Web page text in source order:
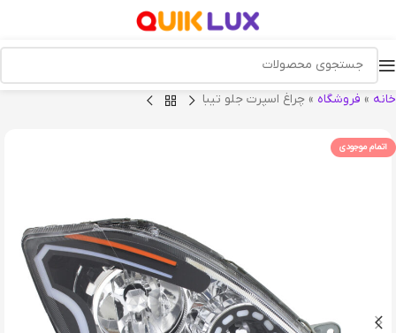
خانه » فروشگاه » چراغ اسپرت جلو تیبا
اتمام موجودی